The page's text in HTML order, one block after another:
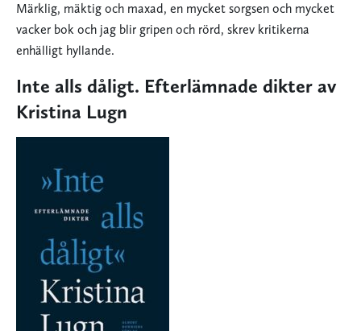
Märklig, mäktig och maxad, en mycket sorgsen och mycket
vacker bok och jag blir gripen och rörd, skrev kritikerna
enhälligt hyllande.
Inte alls dåligt. Efterlämnade dikter av
Kristina Lugn